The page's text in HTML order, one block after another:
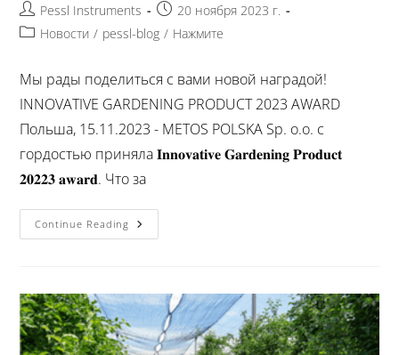
Pessl Instruments
20 ноября 2023 г.
Новости / pessl-blog / Нажмите
Мы рады поделиться с вами новой наградой!
INNOVATIVE GARDENING PRODUCT 2023 AWARD
Польша, 15.11.2023 - METOS POLSKA Sp. o.o. с
гордостью приняла 𝐈𝐧𝐧𝐨𝐯𝐚𝐭𝐢𝐯𝐞 𝐆𝐚𝐫𝐝𝐞𝐧𝐢𝐧𝐠 𝐏𝐫𝐨𝐝𝐮𝐜𝐭
𝟐𝟎𝟐𝟐𝟑 𝐚𝐰𝐚𝐫𝐝. Что за
Continue Reading